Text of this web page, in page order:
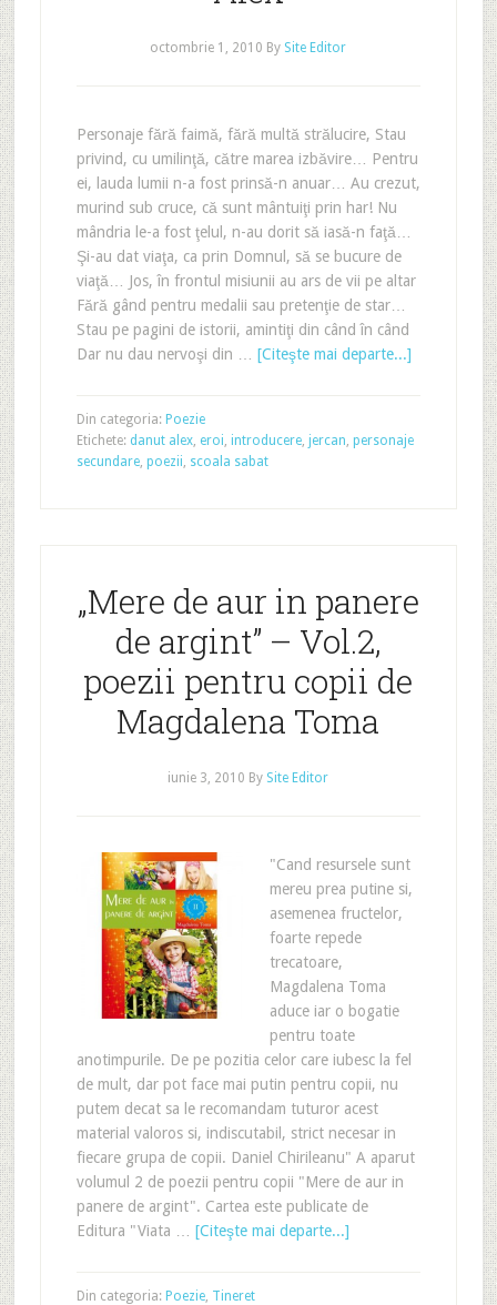
octombrie 1, 2010 By Site Editor
Personaje fără faimă, fără multă strălucire, Stau
privind, cu umilinţă, către marea izbăvire… Pentru
ei, lauda lumii n-a fost prinsă-n anuar… Au crezut,
murind sub cruce, că sunt mântuiţi prin har! Nu
mândria le-a fost ţelul, n-au dorit să iasă-n faţă…
Şi-au dat viaţa, ca prin Domnul, să se bucure de
viaţă… Jos, în frontul misiunii au ars de vii pe altar
Fără gând pentru medalii sau pretenţie de star…
Stau pe pagini de istorii, amintiţi din când în când
Dar nu dau nervoşi din … [Citeşte mai departe...]
Din categoria: Poezie
Etichete: danut alex, eroi, introducere, jercan, personaje
secundare, poezii, scoala sabat
„Mere de aur in panere
de argint” – Vol.2,
poezii pentru copii de
Magdalena Toma
iunie 3, 2010 By Site Editor
"Cand resursele sunt
mereu prea putine si,
asemenea fructelor,
foarte repede
trecatoare,
Magdalena Toma
aduce iar o bogatie
pentru toate
anotimpurile. De pe pozitia celor care iubesc la fel
de mult, dar pot face mai putin pentru copii, nu
putem decat sa le recomandam tuturor acest
material valoros si, indiscutabil, strict necesar in
fiecare grupa de copii. Daniel Chirileanu" A aparut
volumul 2 de poezii pentru copii "Mere de aur in
panere de argint". Cartea este publicate de
Editura "Viata … [Citeşte mai departe...]
Din categoria: Poezie, Tineret